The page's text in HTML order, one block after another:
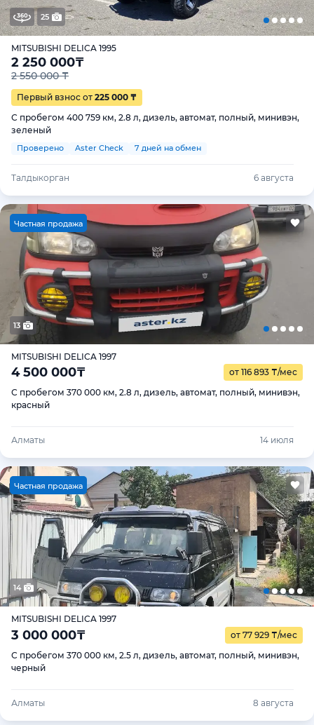
25
MITSUBISHI DELICA 1995
2 250 000₸
2 550 000 ₸
Первый взнос от 225 000 ₸
С пробегом 400 759 км, 2.8 л, дизель, автомат, полный, минивэн,
зеленый
Проверено Aster Check 7 дней на обмен
Талдыкорган 6 августа
Частная продажа
13
MITSUBISHI DELICA 1997
4 500 000₸ от 116 893 ₸/мес
С пробегом 370 000 км, 2.8 л, дизель, автомат, полный, минивэн,
красный
Алматы 14 июля
Частная продажа
14
MITSUBISHI DELICA 1997
3 000 000₸ от 77 929 ₸/мес
С пробегом 370 000 км, 2.5 л, дизель, автомат, полный, минивэн,
черный
Алматы 8 августа